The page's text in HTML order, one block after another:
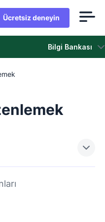
Ücretsiz deneyin
Bilgi Bankası